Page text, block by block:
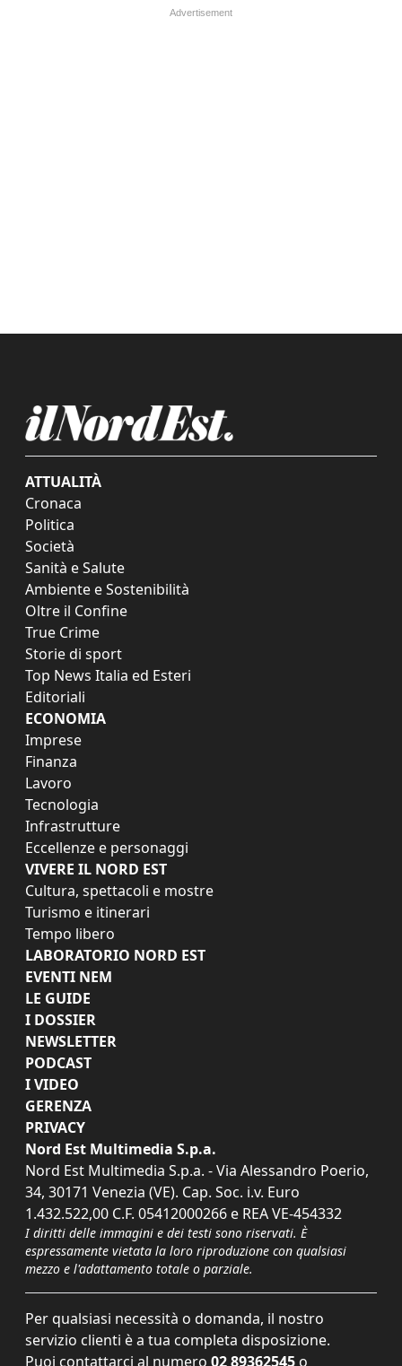
ATTUALITÀ
Cronaca
Politica
Società
Sanità e Salute
Ambiente e Sostenibilità
Oltre il Confine
True Crime
Storie di sport
Top News Italia ed Esteri
Editoriali
ECONOMIA
Imprese
Finanza
Lavoro
Tecnologia
Infrastrutture
Eccellenze e personaggi
VIVERE IL NORD EST
Cultura, spettacoli e mostre
Turismo e itinerari
Tempo libero
LABORATORIO NORD EST
EVENTI NEM
LE GUIDE
I DOSSIER
NEWSLETTER
PODCAST
I VIDEO
GERENZA
PRIVACY
Nord Est Multimedia S.p.a.
Nord Est Multimedia S.p.a. - Via Alessandro Poerio,
34, 30171 Venezia (VE). Cap. Soc. i.v. Euro
1.432.522,00 C.F. 05412000266 e REA VE-454332
I diritti delle immagini e dei testi sono riservati. È
espressamente vietata la loro riproduzione con qualsiasi
mezzo e l'adattamento totale o parziale.
Per qualsiasi necessità o domanda, il nostro
servizio clienti è a tua completa disposizione.
Puoi contattarci al numero 02 89362545 o